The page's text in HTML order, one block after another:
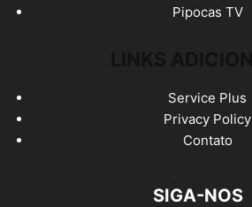
Pipocas TV
Service Plus
Privacy Policy
Contato
SIGA-NOS